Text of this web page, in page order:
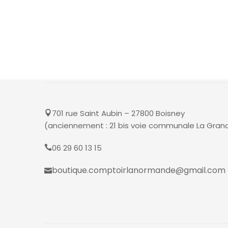
701 rue Saint Aubin – 27800 Boisney
(anciennement : 21 bis voie communale La
06 29 60 13 15
boutique.comptoirlanormande@gmail.com